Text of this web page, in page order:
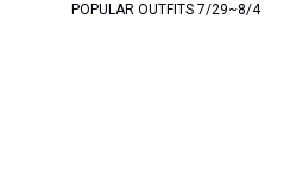
POPULAR OUTFITS 7/29~8/4